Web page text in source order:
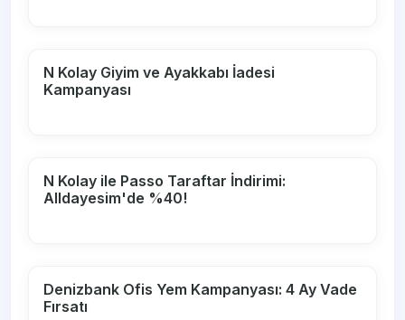
N Kolay Giyim ve Ayakkabı İadesi
Kampanyası
N Kolay ile Passo Taraftar İndirimi:
Alldayesim'de %40!
Denizbank Ofis Yem Kampanyası: 4 Ay Vade
Fırsatı